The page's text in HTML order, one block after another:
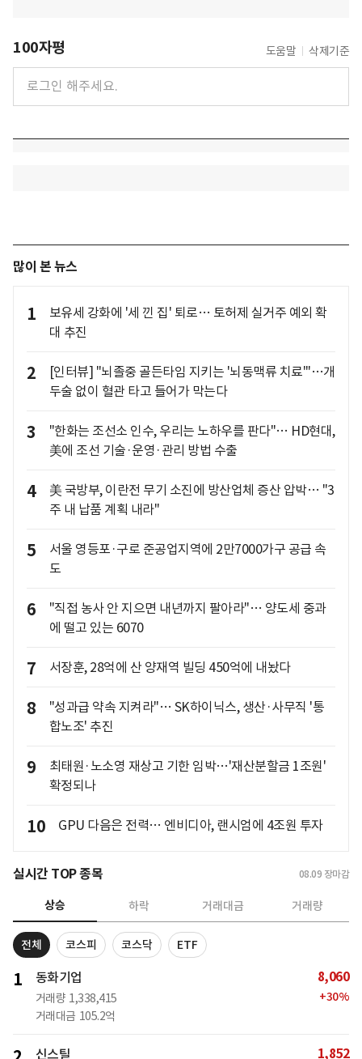
100자평 도움말 삭제기준
많이 본 뉴스
1
보유세 강화에 '세 낀 집' 퇴로… 토허제 실거주 예외 확
대 추진
2
[인터뷰] "뇌졸중 골든타임 지키는 '뇌동맥류 치료'"…개
두술 없이 혈관 타고 들어가 막는다
3
"한화는 조선소 인수, 우리는 노하우를 판다"… HD현대,
美에 조선 기술·운영·관리 방법 수출
4
美 국방부, 이란전 무기 소진에 방산업체 증산 압박… "3
주 내 납품 계획 내라"
5
서울 영등포·구로 준공업지역에 2만7000가구 공급 속
도
6
"직접 농사 안 지으면 내년까지 팔아라"… 양도세 중과
에 떨고 있는 6070
7 서장훈, 28억에 산 양재역 빌딩 450억에 내놨다
8
"성과급 약속 지켜라"… SK하이닉스, 생산·사무직 '통
합노조' 추진
9
최태원·노소영 재상고 기한 임박…'재산분할금 1조원'
확정되나
10 GPU 다음은 전력… 엔비디아, 랜시엄에 4조원 투자
실시간 TOP 종목 08.09 장마감
상승 하락 거래대금 거래량
전체 코스피 코스닥 ETF
1 동화기업
거래량 1,338,415
거래대금 105.2억
8,060
+30%
신스틸 1,852